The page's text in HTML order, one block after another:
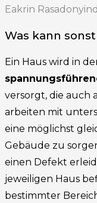
Eakrin
Was kann
Ein Haus wird in
versorgt, die auch
arbeiten mit
eine möglichst
Gebäude zu
einen Defekt
jeweiligen Haus
bestimmter